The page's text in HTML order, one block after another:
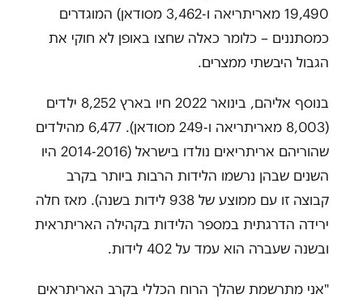
19,490 מאריתריאה ו-3,462 מסודאן) המוגדרים
כמסתננים – כלומר כאלה שחצו באופן לא חוקי את
הגבול היבשתי ממצרים.
בנוסף אליהם, בינואר 2022 חיו בארץ 8,252 ילדים
(8,003 מאריתריאה ו-249 מסודאן). 6,477 מהילדים
שהוריהם אריתריאים נולדו בישראל (2014-2016 היו
השנים שבהן נרשמו הלידות הרבות ביותר בקרב
קבוצה זו עם ממוצע של 938 לידות בשנה). מאז חלה
ירידה הדרגתית במספר הלידות בקהילה האריתראית
ובשנה שעברה הוא עמד על 402 לידות.
"אני מתרשמת שהלך הרוח הכללי בקרב האריתראים